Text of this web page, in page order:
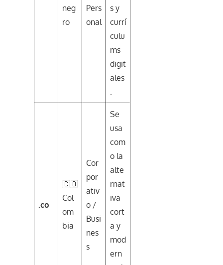
neg
ro
Pers
onal
s y
currí
culu
ms
digit
ales
.
.co
🇨🇴
Col
om
bia
Cor
por
ativ
o /
Busi
nes
s
Se
usa
com
o la
alte
rnat
iva
cort
a y
mod
ern